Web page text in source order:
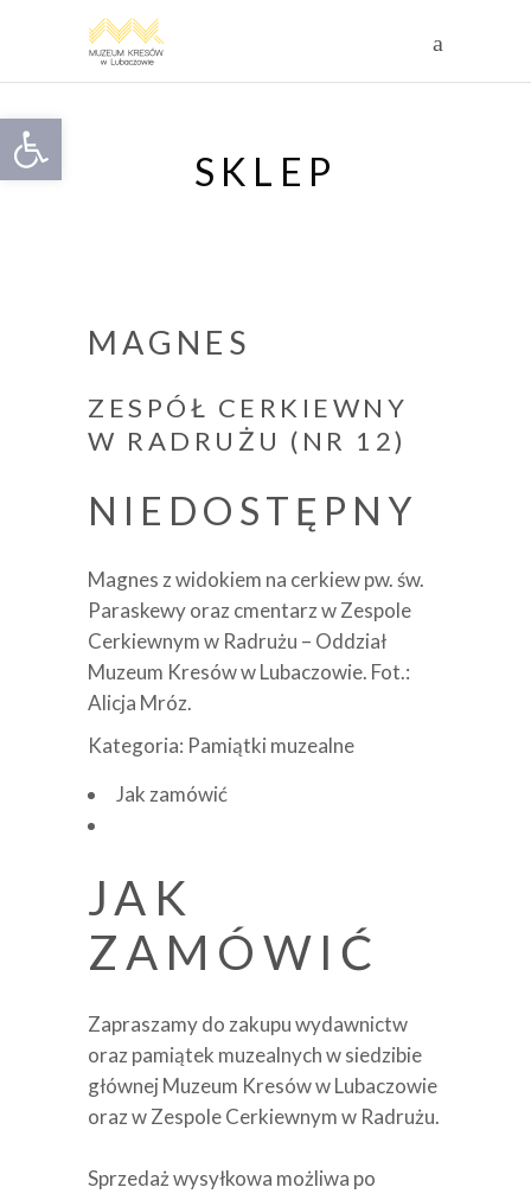
Otwórz pasek narzędzi
SKLEP
MAGNES
ZESPÓŁ CERKIEWNY
W RADRUŻU (NR 12)
NIEDOSTĘPNY
Magnes z widokiem na cerkiew pw. św.
Paraskewy oraz cmentarz w Zespole
Cerkiewnym w Radrużu – Oddział
Muzeum Kresów w Lubaczowie. Fot.:
Alicja Mróz.
Kategoria: Pamiątki muzealne
Jak zamówić
JAK
ZAMÓWIĆ
Zapraszamy do zakupu wydawnictw
oraz pamiątek muzealnych w siedzibie
głównej Muzeum Kresów w Lubaczowie
oraz w Zespole Cerkiewnym w Radrużu.
Sprzedaż wysyłkowa możliwa po